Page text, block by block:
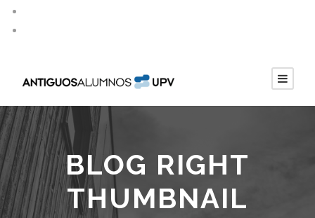
BLOG RIGHT
THUMBNAIL